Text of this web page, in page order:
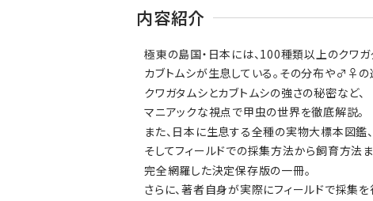
内容紹介
極東の島国・日本には、100種類以上のクワガ
カブトムシが生息している。その分布や♂♀の
クワガタムシとカブトムシの強さの秘密など、
マニアックな視点で甲虫の世界を徹底解説。
また、日本に生息する全種の実物大標本図鑑、
そしてフィールドでの採集方法から飼育方法
完全網羅した決定保存版の一冊。
さらに、著者自身が実際にフィールドで採集